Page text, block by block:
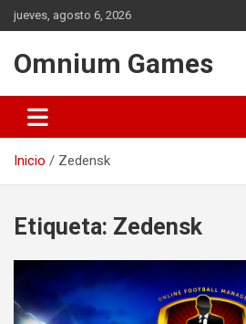
Saltar
al
jueves, agosto 6, 2026
Omnium Games
Inicio Zedensk
Etiqueta: Zedensk